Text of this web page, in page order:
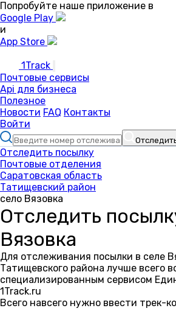
Попробуйте наше приложение в
Google Play
и
App Store
1Track
Почтовые сервисы
Api для бизнеса
Полезное
Новости FAQ Контакты
Войти
Отследить посылку
Почтовые отделения
Саратовская область
Татищевский район
село Вязовка
Отследить
Вязовка
Для отслеживания посылки в селе
Татищевского района лучше всего
специализированным сервисом
1Track.ru
Всего навсего нужно ввести трек-